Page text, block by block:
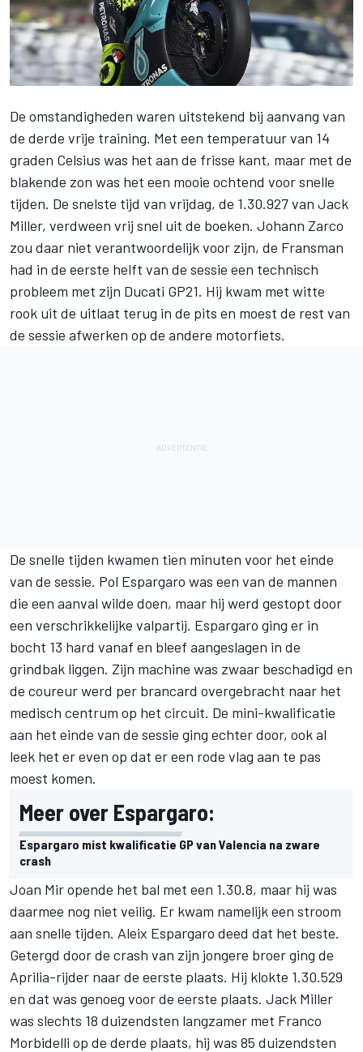
De omstandigheden waren uitstekend bij aanvang van
de derde vrije training. Met een temperatuur van 14
graden Celsius was het aan de frisse kant, maar met de
blakende zon was het een mooie ochtend voor snelle
tijden. De snelste tijd van vrijdag, de 1.30.927 van Jack
Miller, verdween vrij snel uit de boeken. Johann Zarco
zou daar niet verantwoordelijk voor zijn, de Fransman
had in de eerste helft van de sessie een technisch
probleem met zijn Ducati GP21. Hij kwam met witte
rook uit de uitlaat terug in de pits en moest de rest van
de sessie afwerken op de andere motorfiets.
De snelle tijden kwamen tien minuten voor het einde
van de sessie. Pol Espargaro was een van de mannen
die een aanval wilde doen, maar hij werd gestopt door
een verschrikkelijke valpartij. Espargaro ging er in
bocht 13 hard vanaf en bleef aangeslagen in de
grindbak liggen. Zijn machine was zwaar beschadigd en
de coureur werd per brancard overgebracht naar het
medisch centrum op het circuit. De mini-kwalificatie
aan het einde van de sessie ging echter door, ook al
leek het er even op dat er een rode vlag aan te pas
moest komen.
Meer over Espargaro:
Espargaro mist kwalificatie GP van Valencia na zware
crash
Joan Miropende het bal met een 1.30.8, maar hij was
daarmee nog niet veilig. Er kwam namelijk een stroom
aan snelle tijden. Aleix Espargaro deed dat het beste.
Getergd door de crash van zijn jongere broer ging de
Aprilia-rijder naar de eerste plaats. Hij klokte 1.30.529
en dat was genoeg voor de eerste plaats. Jack Miller
was slechts 18 duizendsten langzamer met Franco
Morbidelli op de derde plaats, hij was 85 duizendsten